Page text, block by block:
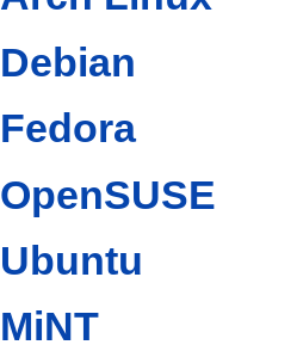
Debian
Fedora
OpenSUSE
Ubuntu
MiNT